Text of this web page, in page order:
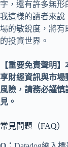
字，還有許多無
我這樣的讀者來說
場的敏銳度，將有
的投資世界。
【重要免責聲明
享財經資訊與市場
風險，請務必謹
見。
常見問題（FAQ）